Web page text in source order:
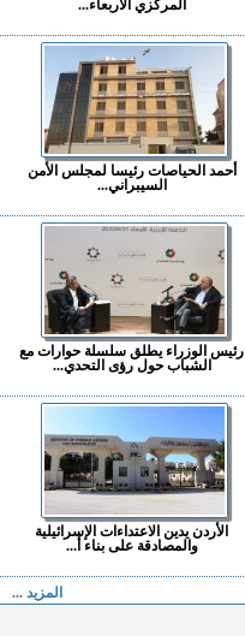
المركزي الأربعاء...
أحمد الحياصات رئيسا لمجلس الأمن
السيبراني...
رئيس الوزراء يطلق سلسلة حوارات مع
الشباب حول رؤى التحدي...
الأردن يدين الاعتداءات الإسرائيلية
والمصادقة على بناء أ...
المزيد ...